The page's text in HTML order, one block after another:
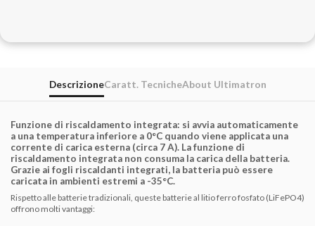
DescrizioneCaratt. TecnicheAbout Ultimatron
Funzione di riscaldamento integrata: si avvia automaticamente
a una temperatura inferiore a 0°C quando viene applicata una
corrente di carica esterna (circa 7 A). La funzione di
riscaldamento integrata non consuma la carica della batteria.
Grazie ai fogli riscaldanti integrati, la batteria può essere
caricata in ambienti estremi a -35°C.
Rispetto alle batterie tradizionali, queste batterie al litio ferro fosfato (LiFePO4)
offrono molti vantaggi: